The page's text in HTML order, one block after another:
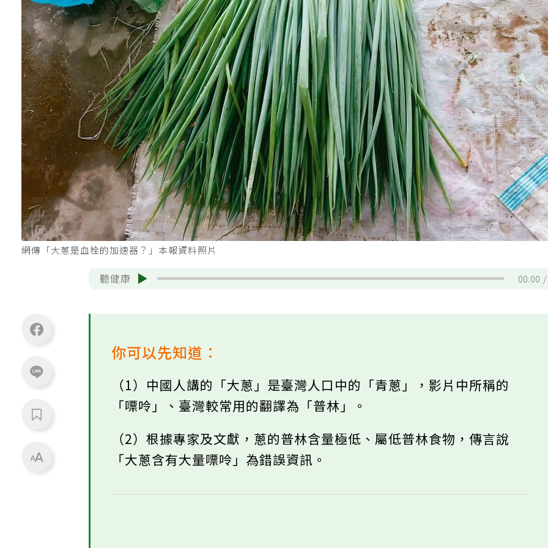
網傳「大蔥是血栓的加速器？」本報資料照片
聽健康 00:00
你可以先知道：
（1）中國人講的「大蔥」是臺灣人口中的「青蔥」，影片中所稱的
「嘌呤」、臺灣較常用的翻譯為「普林」。
（2）根據專家及文獻，蔥的普林含量極低、屬低普林食物，傳言說
「大蔥含有大量嘌呤」為錯誤資訊。